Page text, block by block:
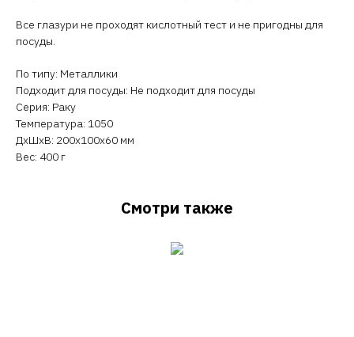
Все глазури не проходят кислотный тест и не пригодны для
посуды.
По типу: Металлики
Подходит для посуды: Не подходит для посуды
Серия: Раку
Температура: 1050
ДxШxВ: 200x100x60 мм
Вес: 400 г
Смотри также